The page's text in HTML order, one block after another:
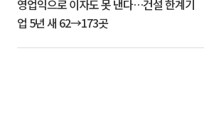
영업익으로 이자도 못 낸다…건설 한계기
업 5년 새 62→173곳